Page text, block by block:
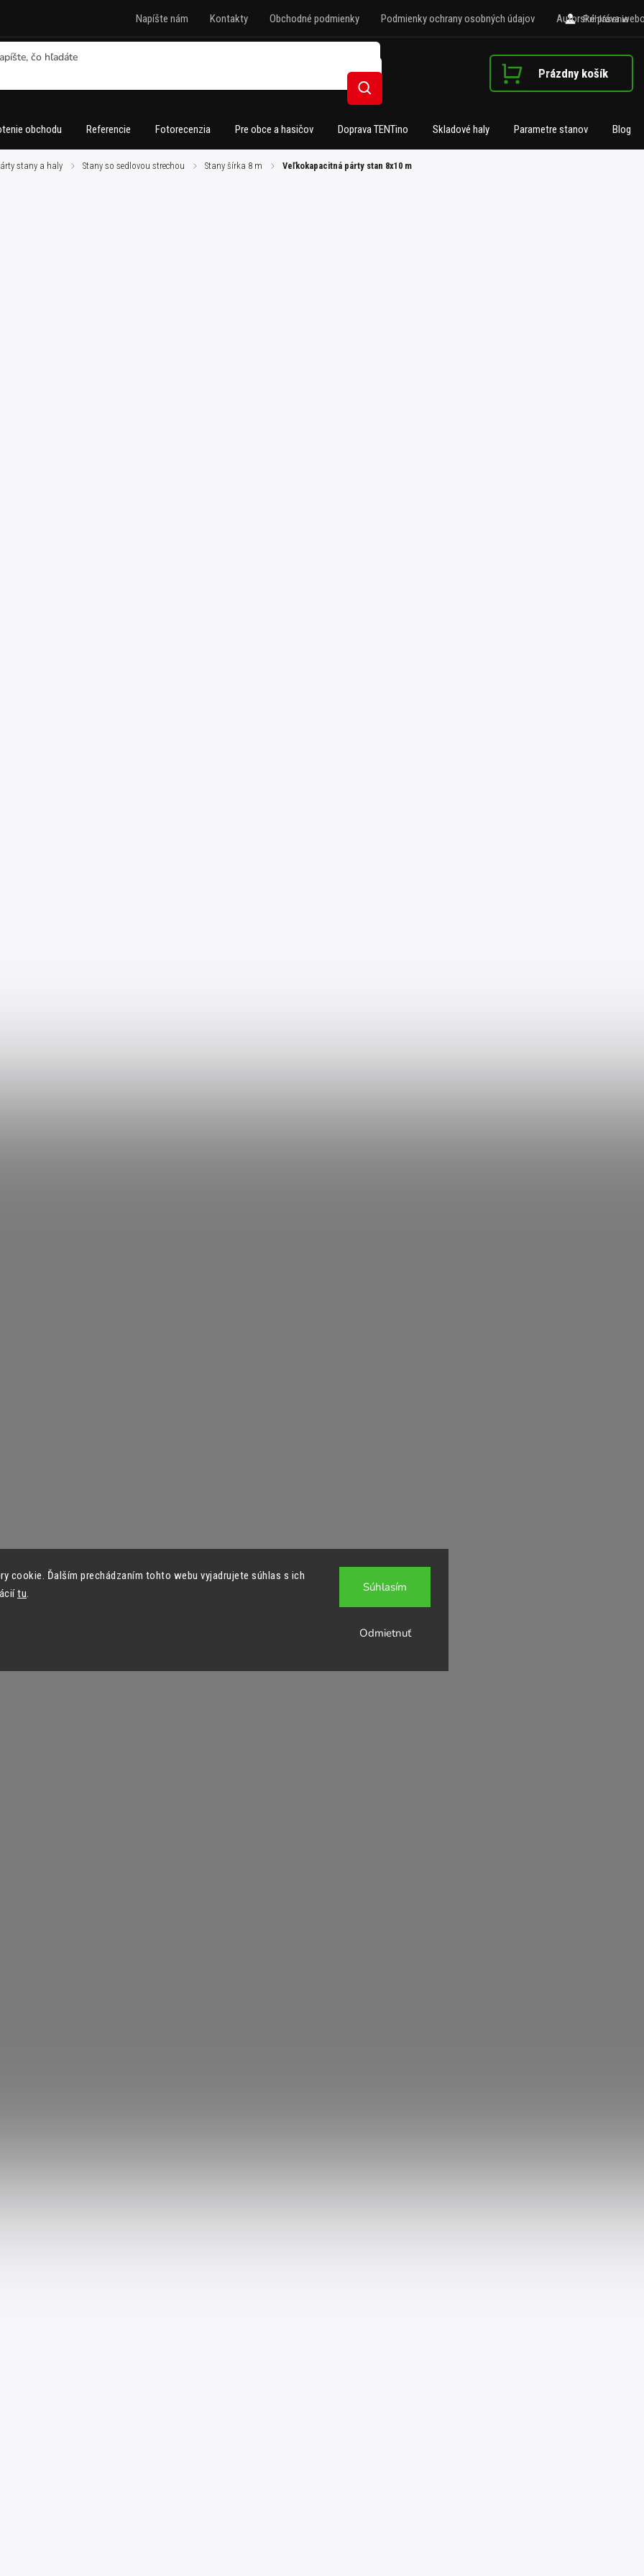
cookie. Ďalším prechádzaním tohto webu vyjadrujete súhlas s ich
tu.
Odmietnuť
Súhlasím
Napíšte nám Kontakty Obchodné podmienky Podmienky ochrany osobných údajov Autorské práva
Prihlásenie
Hľadať
Nákupný košíkPrázdny košík
obchodu Referencie Fotorecenzia Pre obce a hasičov Doprava TENTino Skladové haly Parametre stanov Blog
stany a haly / Stany so sedlovou strechou / Stany šírka 8 m / Veľkokapacitná párty stan 8x10 m